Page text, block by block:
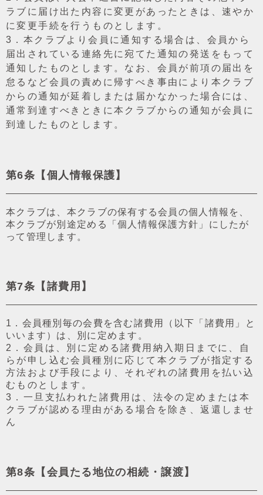
ラブに届け出た内容に変更があったときは、速やか
に変更⼿続を⾏うものとします。
3．本クラブより会員に通知する場合は、会員から
届出されている連絡先に宛てた通知の発送をもって
通知したものとします。なお、会員が前項の届出を
怠るなど会員の責めに帰すべき事由により本クラブ
からの通知が延着しまたは届かなかった場合には、
通常到達すべきときに本クラブからの通知が会員に
到達したものとします。
第6条【個⼈情報保護】
本クラブは、本クラブの保有する会員の個⼈情報を、
本クラブが別途定める「個⼈情報保護⽅針」にしたが
って管理します。
第7条【諸費⽤】
1．会員種別毎の会費を含む諸費⽤（以下「諸費⽤」と
いいます）は、別に定めます。
2．会員は、別に定める諸費⽤納入期⽇までに、⾃
らが申し込む会員種別に応じて本クラブが指定する
⽅法および⼿段により、それぞれの諸費⽤を払い込
むものとします。
3．⼀旦⽀払われた諸費⽤は、法令の定めまたは本
クラブが認める理由がある場合を除き、返還しませ
ん
第8条【会員たる地位の相続・譲渡】